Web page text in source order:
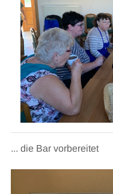
... die Bar vorbereitet